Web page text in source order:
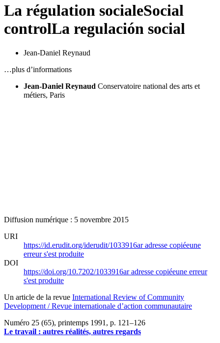
La régulation socialeSocial
controlLa regulación social
Jean-Daniel Reynaud
…plus d’informations
Jean-Daniel Reynaud Conservatoire national des arts et
métiers, Paris
Diffusion numérique : 5 novembre 2015
URI
https://id.erudit.org/iderudit/1033916aradresse copiéeune
erreur s'est produite
DOI
https://doi.org/10.7202/1033916aradresse copiéeune erreur
s'est produite
Un article de la revue International Review of Community
Development / Revue internationale d’action communautaire
Numéro 25 (65), printemps 1991 , p. 121–126
Le travail : autres réalités, autres regards